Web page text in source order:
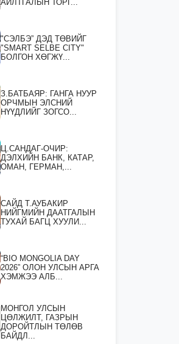
АЙЛТГАЛЫН ТОРГ...
"СЭЛБЭ” ДЭД ТӨВИЙГ
"SMART SELBE CITY"
БОЛГОН ХӨГЖҮ...
З.БАТБАЯР: ГАНГА НУУР
ОРЧМЫН ЭЛСНИЙ
НҮҮДЛИЙГ ЗОГСО...
Ц.САНДАГ-ОЧИР:
ДЭЛХИЙН БАНК, КАТАР,
ОМАН, ГЕРМАН,...
САЙД Т.АУБАКИР
НИЙГМИЙН ДААТГАЛЫН
ТУХАЙ БАГЦ ХУУЛИ...
“BIO MONGOLIA DAY
2026” ОЛОН УЛСЫН АРГА
ХЭМЖЭЭ АЛБ...
МОНГОЛ УЛСЫН
ЦӨЛЖИЛТ, ГАЗРЫН
ДОРОЙТЛЫН ТӨЛӨВ
БАЙДЛ...